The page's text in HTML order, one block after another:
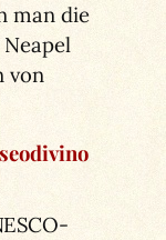
man die
von